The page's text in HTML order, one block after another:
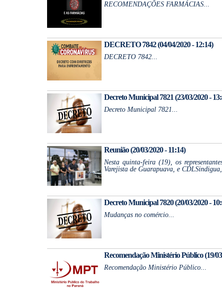
RECOMENDAÇÕES FARMÁCIAS...
DECRETO 7842 (04/04/2020 - 12:14)
DECRETO 7842...
Decreto Municipal 7821 (23/03/2020 -
Decreto Municipal 7821...
Reunião (20/03/2020 - 11:14)
Nesta quinta-feira (19), os
Varejista de Guarapuava, e
Decreto Municipal 7820 (20/03/2020 -
Mudanças no comércio...
Recomendação Ministério Público (19/
Recomendação Ministério Público...